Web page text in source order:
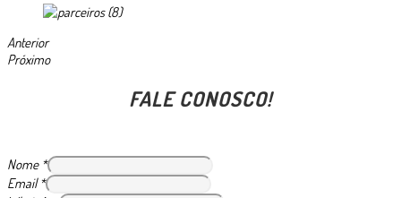
Anterior
Próximo
FALE CONOSCO!
Nome *
Email*